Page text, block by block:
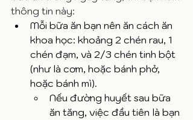
thông tin này:
Mỗi bữa ăn bạn nên ăn cách ăn
khoa học: khoảng 2 chén rau, 1
chén đạm, và 2/3 chén tinh bột
(như là cơm, hoặc bánh phở,
hoặc bánh mì).
Nếu đường huyết sau bữa
ăn tăng, việc đầu tiên là bạn